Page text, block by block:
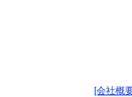
[会社概